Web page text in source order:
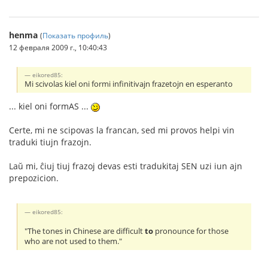
henma (Показать профиль)
12 февраля 2009 г., 10:40:43
eikored85:
Mi scivolas kiel oni formi infinitivajn frazetojn en esperanto
... kiel oni formAS ...
Certe, mi ne scipovas la francan, sed mi provos helpi vin
traduki tiujn frazojn.
Laŭ mi, ĉiuj tiuj frazoj devas esti tradukitaj SEN uzi iun ajn
prepozicion.
eikored85:
"The tones in Chinese are difficultto pronounce for those
who are not used to them."